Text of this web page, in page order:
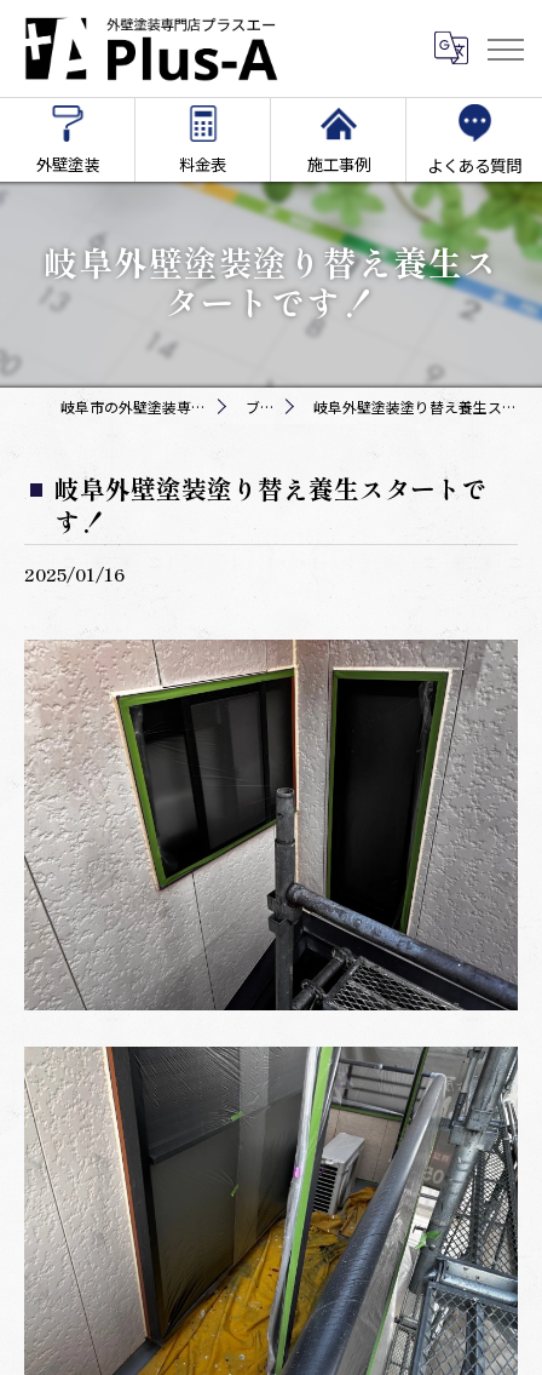
外壁塗装 料金表 施工事例 よくある質問
岐阜外壁塗装塗り替え養生ス
タートです！
岐阜市の外壁塗装専門店Plus-A ブログ 岐阜外壁塗装塗り替え養生スタートです！
岐阜外壁塗装塗り替え養生スタートで
す！
2025/01/16